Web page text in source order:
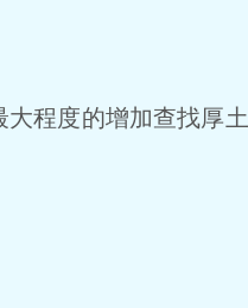
程度的增加查找厚土